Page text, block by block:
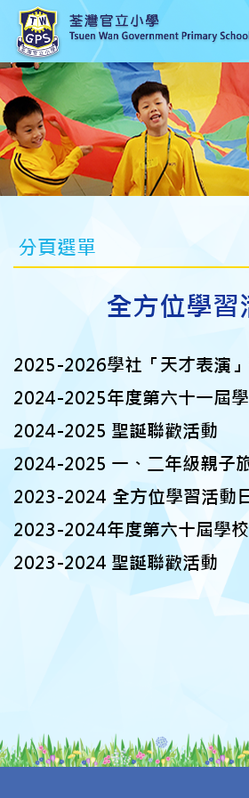
分頁選單
全方位學習
2025-2026學社「天才表演
2024-2025年度第六十一屆
2024-2025 聖誕聯歡活動
2024-2025 一、二年級親子
2023-2024 全方位學習活動
2023-2024年度第六十屆學
2023-2024 聖誕聯歡活動